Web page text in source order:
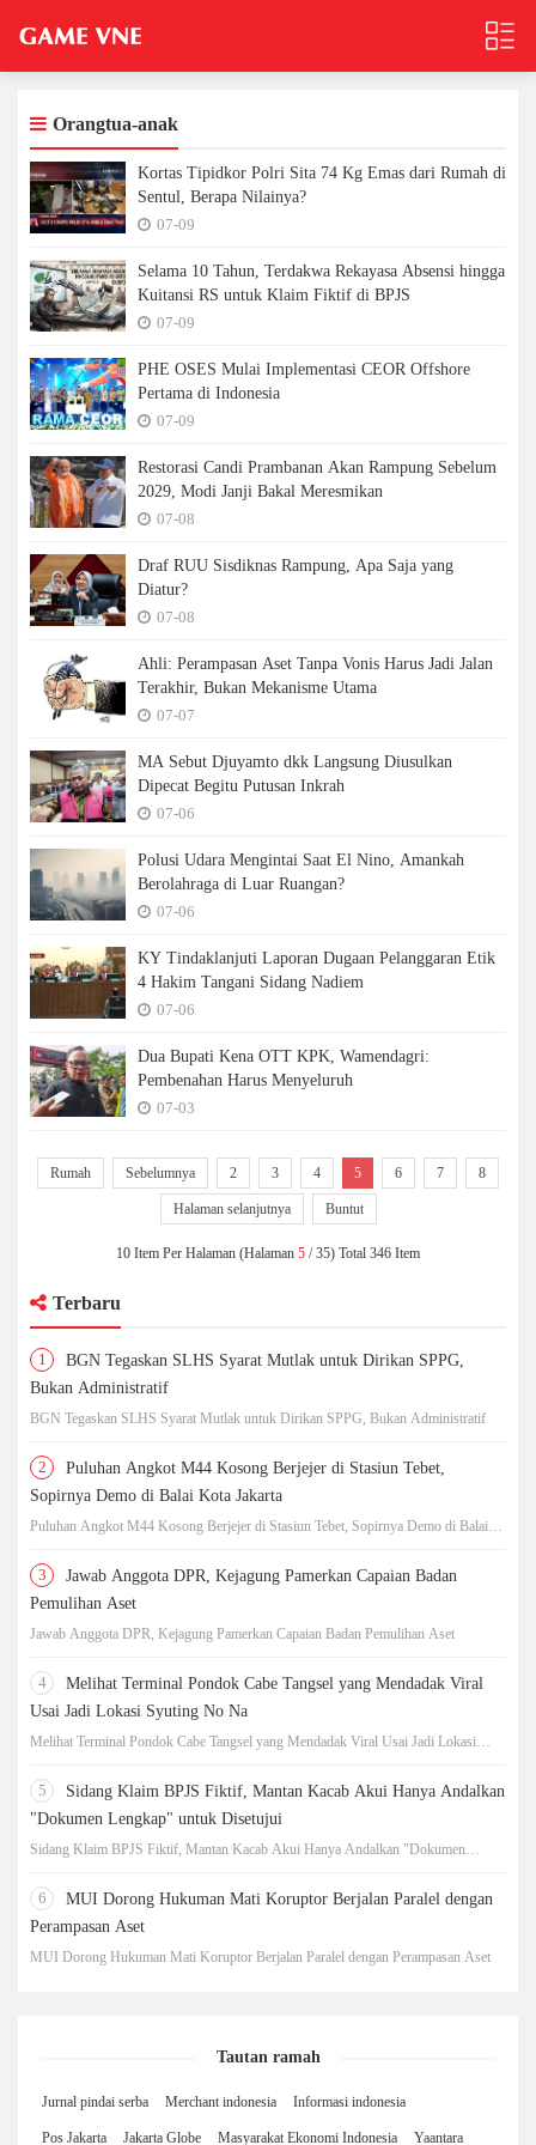
Orangtua-anak
Kortas Tipidkor Polri Sita 74 Kg Emas dari Rumah di
Sentul, Berapa Nilainya?
07-09
Selama 10 Tahun, Terdakwa Rekayasa Absensi hingga
Kuitansi RS untuk Klaim Fiktif di BPJS
07-09
PHE OSES Mulai Implementasi CEOR Offshore
Pertama di Indonesia
07-09
Restorasi Candi Prambanan Akan Rampung Sebelum
2029, Modi Janji Bakal Meresmikan
07-08
Draf RUU Sisdiknas Rampung, Apa Saja yang
Diatur?
07-08
Ahli: Perampasan Aset Tanpa Vonis Harus Jadi Jalan
Terakhir, Bukan Mekanisme Utama
07-07
MA Sebut Djuyamto dkk Langsung Diusulkan
Dipecat Begitu Putusan Inkrah
07-06
Polusi Udara Mengintai Saat El Nino, Amankah
Berolahraga di Luar Ruangan?
07-06
KY Tindaklanjuti Laporan Dugaan Pelanggaran Etik
4 Hakim Tangani Sidang Nadiem
07-06
Dua Bupati Kena OTT KPK, Wamendagri:
Pembenahan Harus Menyeluruh
07-03
Rumah Sebelumnya 2 3 4 5 6 7 8
Halaman selanjutnya Buntut
10 Item Per Halaman (Halaman 5 / 35) Total 346 Item
Terbaru
1
BGN Tegaskan SLHS Syarat Mutlak untuk Dirikan SPPG,
Bukan Administratif
BGN Tegaskan SLHS Syarat Mutlak untuk Dirikan SPPG, Bukan Administratif
2
Puluhan Angkot M44 Kosong Berjejer di Stasiun Tebet,
Sopirnya Demo di Balai Kota Jakarta
Puluhan Angkot M44 Kosong Berjejer di Stasiun Tebet, Sopirnya Demo di Balai
3
Jawab Anggota DPR, Kejagung Pamerkan Capaian Badan
Pemulihan Aset
Jawab Anggota DPR, Kejagung Pamerkan Capaian Badan Pemulihan Aset
4
Melihat Terminal Pondok Cabe Tangsel yang Mendadak Viral
Usai Jadi Lokasi Syuting No Na
Melihat Terminal Pondok Cabe Tangsel yang Mendadak Viral Usai Jadi Lokasi
5
Sidang Klaim BPJS Fiktif, Mantan Kacab Akui Hanya Andalkan
"Dokumen Lengkap" untuk Disetujui
Sidang Klaim BPJS Fiktif, Mantan Kacab Akui Hanya Andalkan "Dokumen
6
MUI Dorong Hukuman Mati Koruptor Berjalan Paralel dengan
Perampasan Aset
MUI Dorong Hukuman Mati Koruptor Berjalan Paralel dengan Perampasan Aset
Tautan ramah
Jurnal pindai serba Merchant indonesia Informasi indonesia
Pos Jakarta Jakarta Globe Masyarakat Ekonomi Indonesia Yaantara